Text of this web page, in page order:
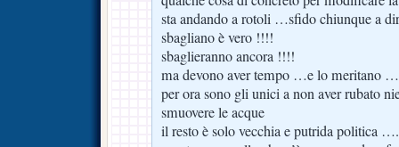
sta andando a rotoli …sfido chiunque a
sbagliano è vero !!!!
sbaglieranno ancora !!!!
ma devono aver tempo …e lo meritano
per ora sono gli unici a non aver rubato
smuovere le acque
il resto è solo vecchia e putrida politica